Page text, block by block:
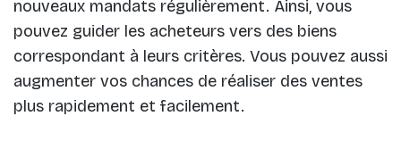
nouveaux mandats régulièrement. Ainsi, vous
pouvez guider les acheteurs vers des biens
correspondant à leurs critères. Vous pouvez aussi
augmenter vos chances de réaliser des ventes
plus rapidement et facilement.